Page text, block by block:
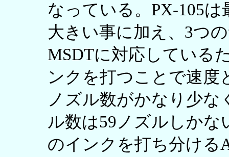
なっている。PX-105
大きい事に加え、3つ
MSDTに対応している
ンクを打つことで速度
ノズル数がかなり少
ル数は59ノズルしかな
のインクを打ち分ける